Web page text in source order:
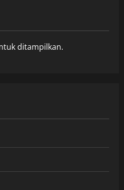
ditampilkan.